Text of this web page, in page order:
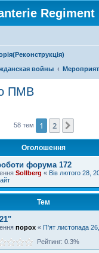
Regiment
войны
ПМВ
58 тем 1 2
Оголошення
форума 172
Sollberg « Вів лютого 28,
Тем
порох « П'ят листопада
Рейтинг: 0.3%